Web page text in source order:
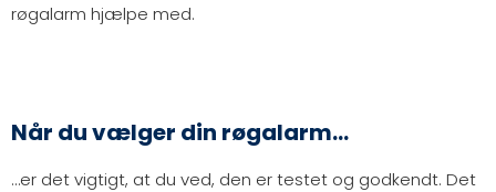
røgalarm hjælpe med.
Når du vælger din røgalarm…
…er det vigtigt, at du ved, den er testet og godkendt. Det